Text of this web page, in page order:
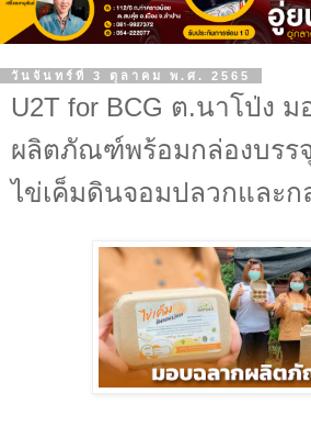
วันจันทร์ที่ 3 ตุลาคม พ.ศ. 2565
U2T for BCG ต.นาโป่ง
ผลิตภัณฑ์พร้อมกล่องบร
ไข่เค็มดินจอมปลวกและ